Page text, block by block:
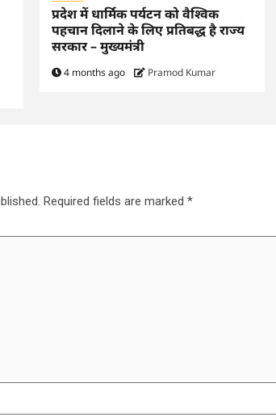
प्रदेश में धार्मिक पर्यटन को वैश्विक
पहचान दिलाने के लिए प्रतिबद्ध है राज्य
सरकार – मुख्यमंत्री
4 months ago Pramod Kumar
Required fields are marked *